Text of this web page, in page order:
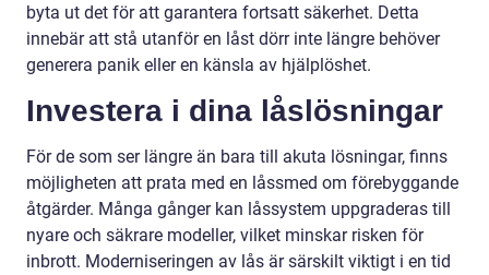
byta ut det för att garantera fortsatt säkerhet. Detta
innebär att stå utanför en låst dörr inte längre behöver
generera panik eller en känsla av hjälplöshet.
Investera i dina låslösningar
För de som ser längre än bara till akuta lösningar, finns
möjligheten att prata med en låssmed om förebyggande
åtgärder. Många gånger kan låssystem uppgraderas till
nyare och säkrare modeller, vilket minskar risken för
inbrott. Moderniseringen av lås är särskilt viktigt i en tid